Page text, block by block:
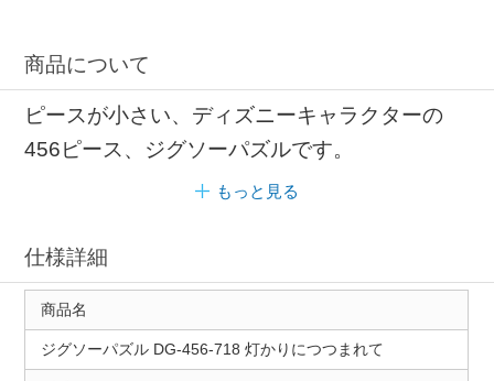
商品について
ピースが小さい、ディズニーキャラクターの
456ピース、ジグソーパズルです。
もっと見る
仕様詳細
商品名
ジグソーパズル DG-456-718 灯かりにつつまれて